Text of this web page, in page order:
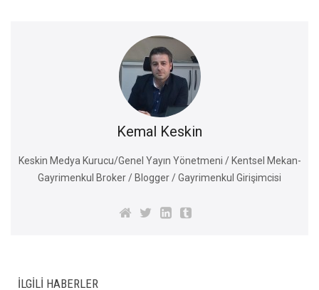
Kemal Keskin
Keskin Medya Kurucu/Genel Yayın Yönetmeni / Kentsel Mekan-
Gayrimenkul Broker / Blogger / Gayrimenkul Girişimcisi
İLGILI HABERLER